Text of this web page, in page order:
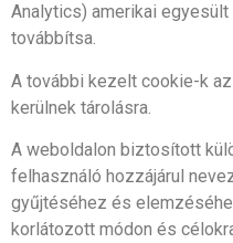
Analytics) amerikai
továbbítsa.
A további kezelt cookie-k
kerülnek tárolásra.
A weboldalon biztosított
felhasználó hozzájárul
gyűjtéséhez és
korlátozott módon és